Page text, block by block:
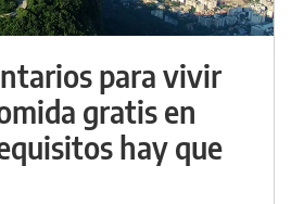
para vivir
gratis en
hay que